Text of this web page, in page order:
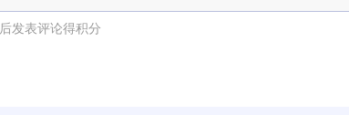
后发表评论得积分